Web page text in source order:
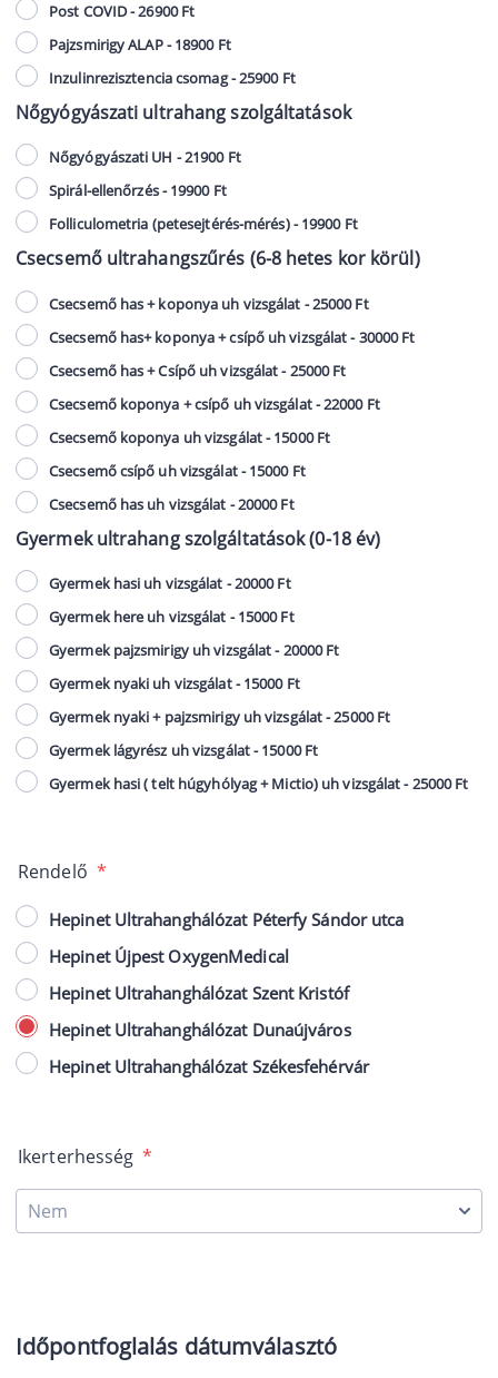
Post COVID - 26900 Ft
Pajzsmirigy ALAP - 18900 Ft
Inzulinrezisztencia csomag - 25900 Ft
Nőgyógyászati ultrahang szolgáltatások
Nőgyógyászati UH - 21900 Ft
Spirál-ellenőrzés - 19900 Ft
Folliculometria (petesejtérés-mérés) - 19900 Ft
Csecsemő ultrahangszűrés (6-8 hetes kor körül)
Csecsemő has + koponya uh vizsgálat - 25000 Ft
Csecsemő has+ koponya + csípő uh vizsgálat - 30000 Ft
Csecsemő has + Csípő uh vizsgálat - 25000 Ft
Csecsemő koponya + csípő uh vizsgálat - 22000 Ft
Csecsemő koponya uh vizsgálat - 15000 Ft
Csecsemő csípő uh vizsgálat - 15000 Ft
Csecsemő has uh vizsgálat - 20000 Ft
Gyermek ultrahang szolgáltatások (0-18 év)
Gyermek hasi uh vizsgálat - 20000 Ft
Gyermek here uh vizsgálat - 15000 Ft
Gyermek pajzsmirigy uh vizsgálat - 20000 Ft
Gyermek nyaki uh vizsgálat - 15000 Ft
Gyermek nyaki + pajzsmirigy uh vizsgálat - 25000 Ft
Gyermek lágyrész uh vizsgálat - 15000 Ft
Gyermek hasi ( telt húgyhólyag + Mictio) uh vizsgálat - 25000 Ft
Rendelő *
Hepinet Ultrahanghálózat Péterfy Sándor utca
Hepinet Újpest OxygenMedical
Hepinet Ultrahanghálózat Szent Kristóf
Hepinet Ultrahanghálózat Dunaújváros
Hepinet Ultrahanghálózat Székesfehérvár
Ikerterhesség *
Időpontfoglalás dátumválasztó